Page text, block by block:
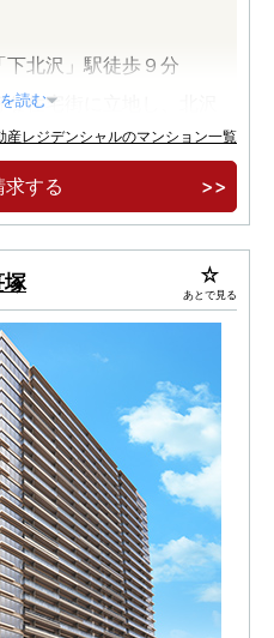
北沢」駅徒歩９分
住宅街に立地し、北沢
栽計画
読む
産レジデンシャルのマンション一覧
求する
塚 あとで見る